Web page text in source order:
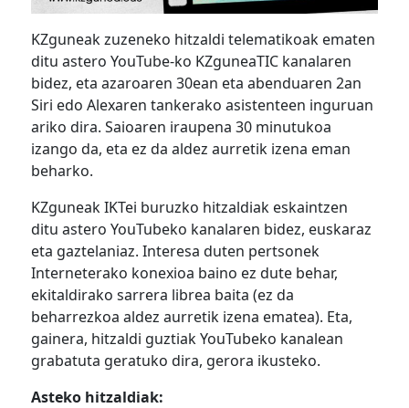
KZguneak zuzeneko hitzaldi telematikoak ematen
ditu astero YouTube-ko KZguneaTIC kanalaren
bidez, eta azaroaren 30ean eta abenduaren 2an
Siri edo Alexaren tankerako asistenteen inguruan
ariko dira. Saioaren iraupena 30 minutukoa
izango da, eta ez da aldez aurretik izena eman
beharko.
KZguneak IKTei buruzko hitzaldiak eskaintzen
ditu astero YouTubeko kanalaren bidez, euskaraz
eta gaztelaniaz. Interesa duten pertsonek
Interneterako konexioa baino ez dute behar,
ekitaldirako sarrera librea baita (ez da
beharrezkoa aldez aurretik izena ematea). Eta,
gainera, hitzaldi guztiak YouTubeko kanalean
grabatuta geratuko dira, gerora ikusteko.
Asteko hitzaldiak: